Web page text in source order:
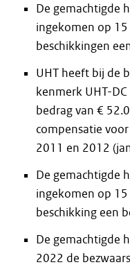
De gemachtigde
ingekomen op
beschikkingen
UHT heeft bij de
kenmerk UHT-
bedrag van €
compensatie
2011 en 2012
De gemachtigde
ingekomen op
beschikking een
De gemachtigde
2022 de